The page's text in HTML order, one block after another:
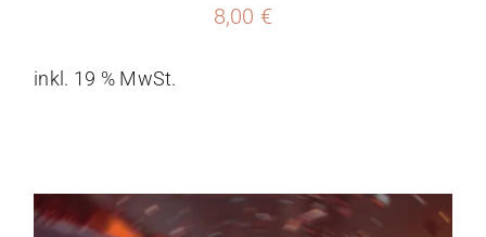
8,00€
inkl. 19 % MwSt.